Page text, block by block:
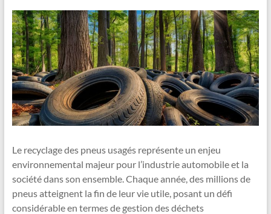
Le recyclage des pneus usagés représente un enjeu
environnemental majeur pour l’industrie automobile et la
société dans son ensemble. Chaque année, des millions de
pneus atteignent la fin de leur vie utile, posant un défi
considérable en termes de gestion des déchets